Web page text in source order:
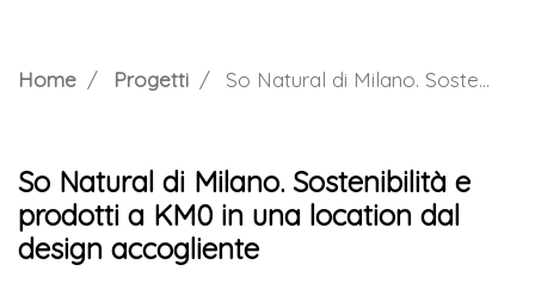
Home Progetti So Natural di Milano. Sostenibilità e prodotti a KM0 in una location dal design accogliente
So Natural di Milano. Sostenibilità e
prodotti a KM0 in una location dal
design accogliente